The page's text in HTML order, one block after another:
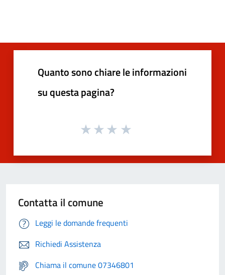
Quanto sono chiare le informazioni
su questa pagina?
Contatta il comune
Leggi le domande frequenti
Richiedi Assistenza
Chiama il comune 07346801